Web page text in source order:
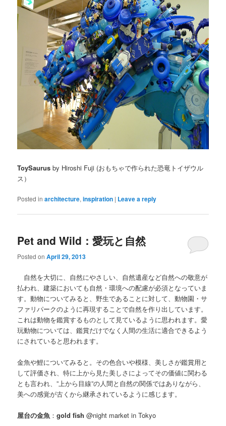
ToySaurusby Hiroshi Fuji (おもちゃで作られた恐竜トイザウル
ス）
Posted in architecture,inspiration | Leave a reply
Pet and Wild：愛玩と自然
Posted onApril 29, 2013
自然を大切に、自然にやさしい、自然遺産など自然への敬意が
払われ、建築においても自然・環境への配慮が必須となっていま
す。動物についてみると、野生であることに対して、動物園・サ
ファリパークのように再現することで自然を作り出しています。
これは動物を鑑賞するものとして見ているように思われます。愛
玩動物については、鑑賞だけでなく人間の生活に適合できるよう
にされていると思われます。
金魚や鯉についてみると。その色合いや模様、美しさが鑑賞用と
して評価され、特に上から見た美しさによってその価値に関わる
とも言われ、”上から目線”の人間と自然の関係ではありながら、
美への感覚が古くから継承されているように感じます。
屋台の金魚 ：gold fish @night market in Tokyo